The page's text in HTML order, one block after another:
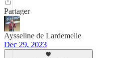
Partager
Aysseline de Lardemelle
Dec 29, 2023